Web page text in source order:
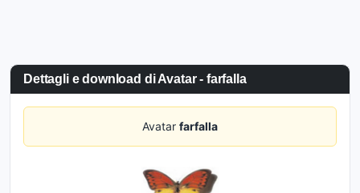
Dettagli e download di Avatar - farfalla
Avatar farfalla